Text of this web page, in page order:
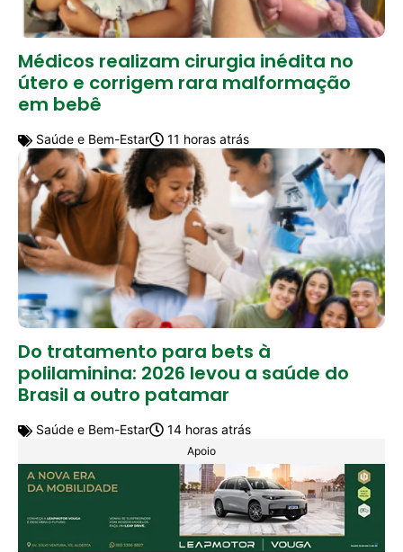
Médicos realizam cirurgia inédita no
útero e corrigem rara malformação
em bebê
Saúde e Bem-Estar 11 horas atrás
Do tratamento para bets à
polilaminina: 2026 levou a saúde do
Brasil a outro patamar
Saúde e Bem-Estar 14 horas atrás
Apoio